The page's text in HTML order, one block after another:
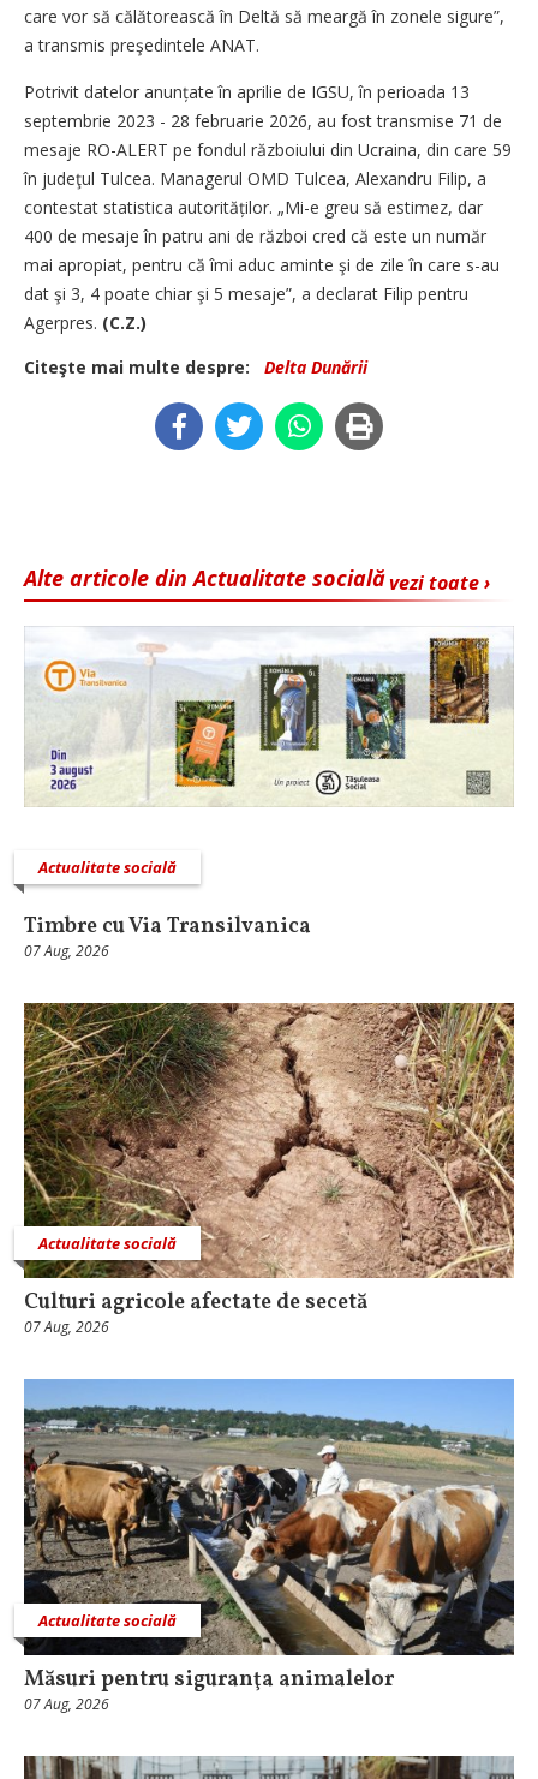
care vor să călătorească în Deltă să meargă în zonele sigure”,
a transmis preşedintele ANAT.
Potrivit datelor anunțate în aprilie de IGSU, în perioada 13
septembrie 2023 - 28 februarie 2026, au fost transmise 71 de
mesaje RO-ALERT pe fondul războiului din Ucraina, din care 59
în judeţul Tulcea. Managerul OMD Tulcea, Alexandru Filip, a
contestat statistica autorităților. „Mi-e greu să estimez, dar
400 de mesaje în patru ani de război cred că este un număr
mai apropiat, pentru că îmi aduc aminte şi de zile în care s-au
dat şi 3, 4 poate chiar şi 5 mesaje”, a declarat Filip pentru
Agerpres. (C.Z.)
Citeşte mai multe despre:
Delta Dunării
vezi toate ›
Alte articole din Actualitate socială
Actualitate socială
Timbre cu Via Transilvanica
07 Aug, 2026
Actualitate socială
Culturi agricole afectate de secetă
07 Aug, 2026
Actualitate socială
Măsuri pentru siguranţa animalelor
07 Aug, 2026